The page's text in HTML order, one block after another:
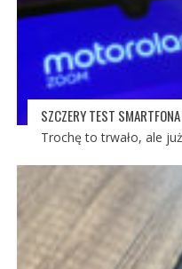
SZCZERY TEST
Trochę to trwało, ale